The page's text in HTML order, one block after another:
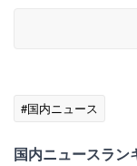
#国内ニュース
国内ニュースラン